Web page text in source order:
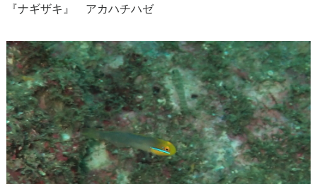
『ナギザキ』 アカハチハゼ